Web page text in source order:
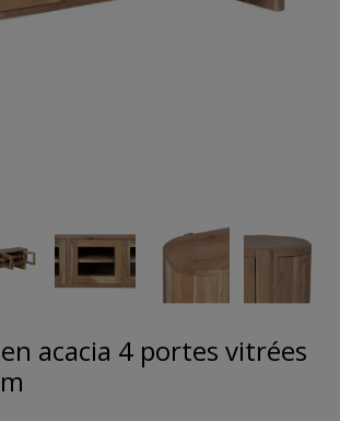
acacia 4 portes vitrées